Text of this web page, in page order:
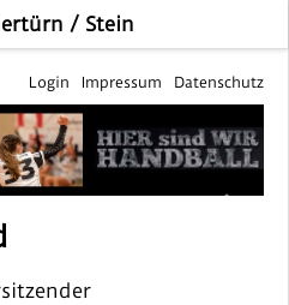
/ Stein
Login Impressum Datenschutz